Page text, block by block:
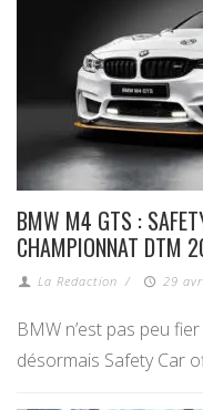
BMW M4 GTS :
CHAMPIONNAT DTM
La Redaction / 29
BMW n’est pas peu
désormais Safety Car